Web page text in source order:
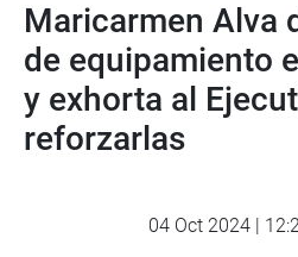
Maricarmen Alva
de equipamiento
y exhorta al
reforzarlas
04 Oct 2024 |